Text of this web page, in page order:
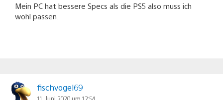
Mein PC hat bessere Specs als die PS5 also muss ich
wohl passen.
fischvogel69